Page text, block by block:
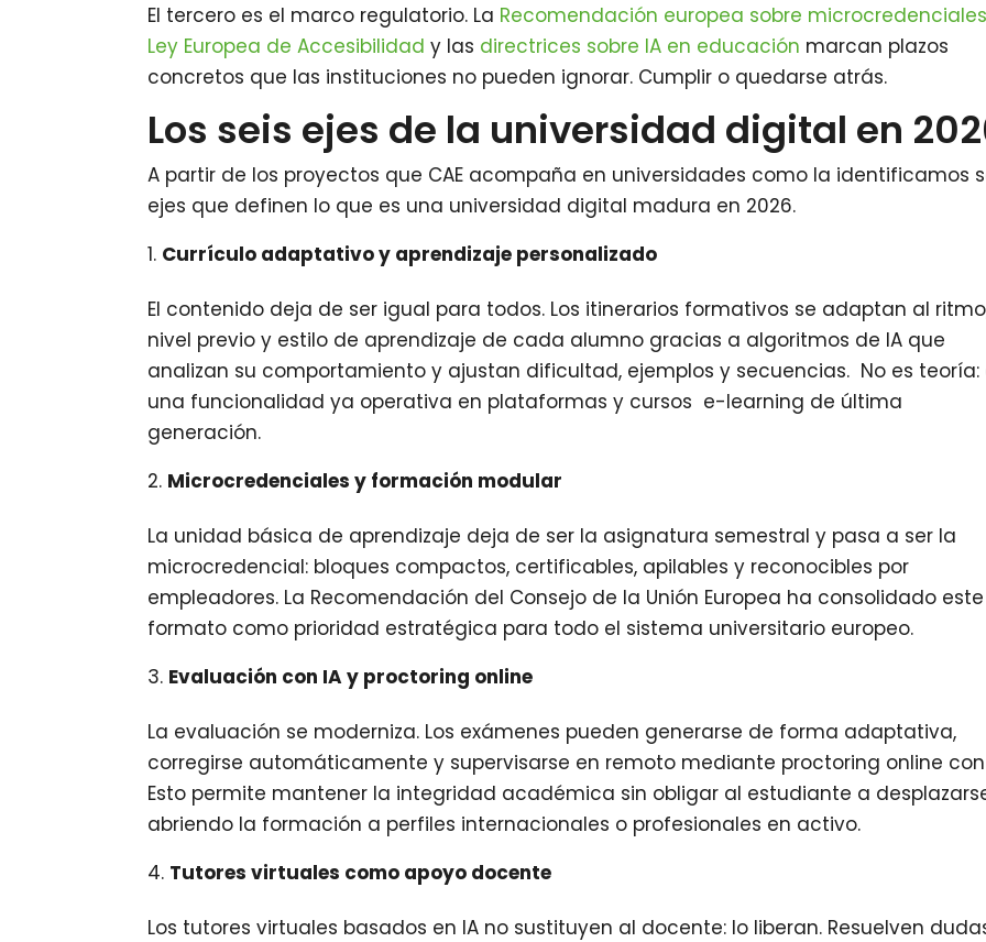
El tercero es el marco regulatorio. La Recomendación europea sobre
Ley Europea de Accesibilidad y las directrices sobre IA en educación marcan plazos
concretos que las instituciones no pueden ignorar. Cumplir o quedarse atrás.
Los seis ejes de la universidad digital en
A partir de los proyectos que CAE acompaña en universidades como la identificamos
ejes que definen lo que es una universidad digital madura en 2026.
Currículo adaptativo y aprendizaje personalizado
El contenido deja de ser igual para todos. Los itinerarios formativos se adaptan al
nivel previo y estilo de aprendizaje de cada alumno gracias a algoritmos de IA que
analizan su comportamiento y ajustan dificultad, ejemplos y secuencias. No es teoría:
una funcionalidad ya operativa en plataformas y cursos e-learning de última
generación.
Microcredenciales y formación modular
La unidad básica de aprendizaje deja de ser la asignatura semestral y pasa a ser la
microcredencial: bloques compactos, certificables, apilables y reconocibles por
empleadores. La Recomendación del Consejo de la Unión Europea ha consolidado este
formato como prioridad estratégica para todo el sistema universitario europeo.
Evaluación con IA y proctoring online
La evaluación se moderniza. Los exámenes pueden generarse de forma adaptativa,
corregirse automáticamente y supervisarse en remoto mediante proctoring online con
Esto permite mantener la integridad académica sin obligar al estudiante a
abriendo la formación a perfiles internacionales o profesionales en activo.
Tutores virtuales como apoyo docente
Los tutores virtuales basados en IA no sustituyen al docente: lo liberan. Resuelven